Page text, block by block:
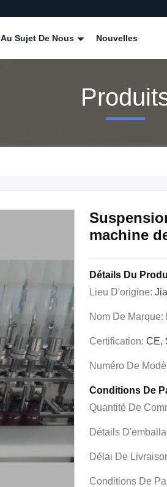
Au Sujet De Nous Nouvelles
machine
Détails Du
Lieu D'origine:
Nom De Marque:
Certification: CE,
Numéro De
Conditions De
Quantité De
Détails
Délai De
Conditions De